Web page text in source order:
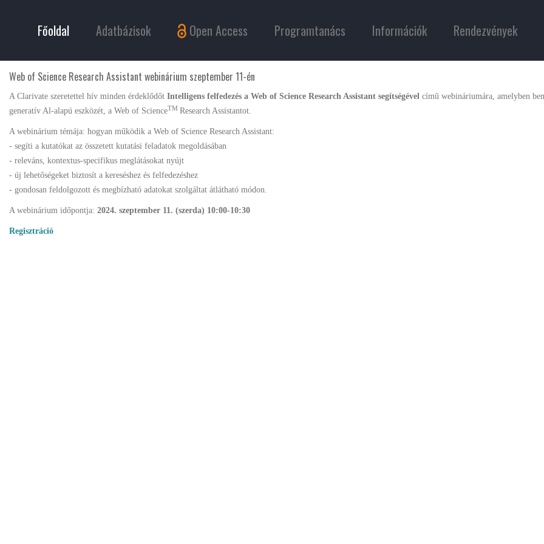
Főoldal Adatbázisok Open Access Programtanács Információk Rendezvények
Web of Science Research Assistant webinárium szeptember 11-én
A Clarivate szeretettel hív minden érdeklődőt Intelligens felfedezés a Web of Science Research Assistant segítségével című webináriumára, amelyben
generatív Al-alapú eszközét, a Web of ScienceTM Research Assistantot.
A webinárium témája: hogyan működik a Web of Science Research Assistant:
- segíti a kutatókat az összetett kutatási feladatok megoldásában
- releváns, kontextus-specifikus meglátásokat nyújt
- új lehetőségeket biztosít a kereséshez és felfedezéshez
- gondosan feldolgozott és megbízható adatokat szolgáltat átlátható módon.
A webinárium időpontja: 2024. szeptember 11. (szerda) 10:00-10:30
Regisztráció